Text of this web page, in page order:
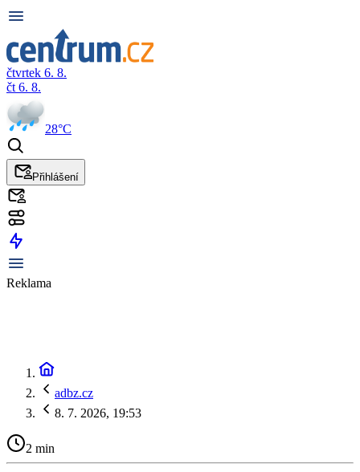
čtvrtek 6. 8.
čt 6. 8.
28°C
Přihlášení
Reklama
adbz.cz
8. 7. 2026, 19:53
2 min